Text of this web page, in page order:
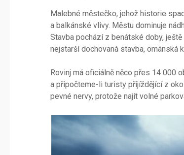
Malebné městečko, jehož historie
a balkánské vlivy. Městu dominuje
Stavba pochází z benátské doby,
nejstarší dochovaná stavba, ománská
Rovinj má oficiálně něco přes 14 000
a připočteme-li turisty přijíždějící z
pevné nervy, protože najít volné